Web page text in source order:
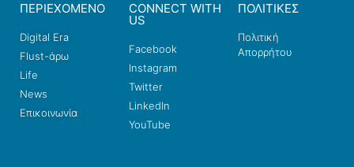
ΠΕΡΙΕΧΟΜΕΝΟ
Digital Era
Flust-άρω
Life
News
Επικοινωνία
CONNECT WITH
US
Facebook
Instagram
Twitter
LinkedIn
YouTube
ΠΟΛΙΤΙΚΕΣ
Πολιτική
Απορρήτου